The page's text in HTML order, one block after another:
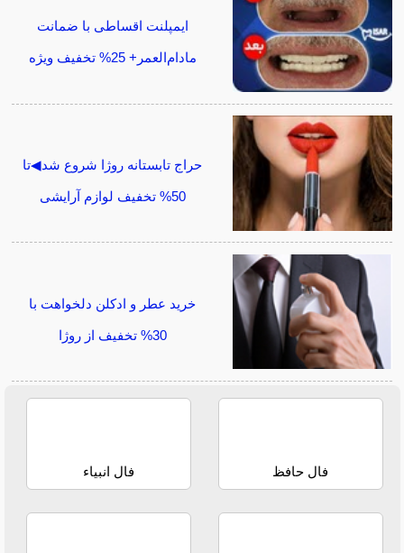
ایمپلنت اقساطی با ضمانت
مادام‌العمر+ 25% تخفیف ویژه
حراج تابستانه روژا شروع شد◀تا
50% تخفیف لوازم آرایشی
خرید عطر و ادکلن دلخواهت با
30% تخفیف از روژا
فال حافظ فال انبیاء